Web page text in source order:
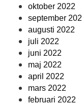
oktober 2022
september
augusti 2022
juli 2022
juni 2022
maj 2022
april 2022
mars 2022
februari 2022